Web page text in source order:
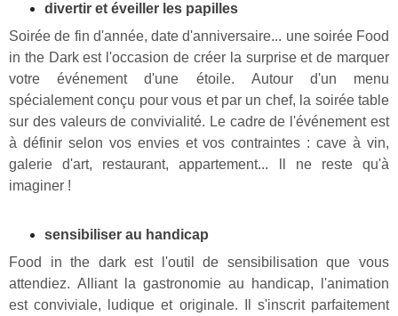
divertir et éveiller les papilles
Soirée de fin d'année, date d'anniversaire... une soirée Food
in the Dark est l'occasion de créer la surprise et de marquer
votre événement d'une étoile. Autour d'un menu
spécialement conçu pour vous et par un chef, la soirée table
sur des valeurs de convivialité. Le cadre de l'événement est
à définir selon vos envies et vos contraintes : cave à vin,
galerie d'art, restaurant, appartement... ll ne reste qu'à
imaginer !
sensibiliser au handicap
Food in the dark est l'outil de sensibilisation que vous
attendiez. Alliant la gastronomie au handicap, l'animation
est conviviale, ludique et originale.
Il s'inscrit parfaitement